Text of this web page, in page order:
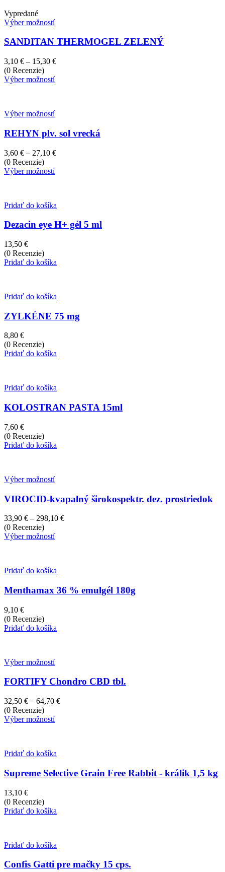
Vypredané
Výber možností
SANDITAN THERMOGEL ZELENÝ
3,10 € – 15,30 €Price
(0 Recenzie)
Výber možností
Výber možností
REHYN plv. sol vrecká
3,60 € – 27,10 €Price
(0 Recenzie)
Výber možností
Pridať do košíka
Dezacin eye H+ gél 5 ml
13,50 €
(0 Recenzie)
Pridať do košíka
Pridať do košíka
ZYLKÉNE 75 mg
8,80 €
(0 Recenzie)
Pridať do košíka
Pridať do košíka
KOLOSTRAN PASTA 15ml
7,60 €
(0 Recenzie)
Pridať do košíka
Výber možností
VIROCID-kvapalný širokospektr. dez. prostriedok
33,90 € – 298,10 €Price
(0 Recenzie)
Výber možností
Pridať do košíka
Menthamax 36 % emulgél 180g
9,10 €
(0 Recenzie)
Pridať do košíka
Výber možností
FORTIFY Chondro CBD tbl.
32,50 € – 64,70 €Price
(0 Recenzie)
Výber možností
Pridať do košíka
Supreme Selective Grain Free Rabbit - králik 1,5 kg
13,10 €
(0 Recenzie)
Pridať do košíka
Pridať do košíka
Confis Gatti pre mačky 15 cps.